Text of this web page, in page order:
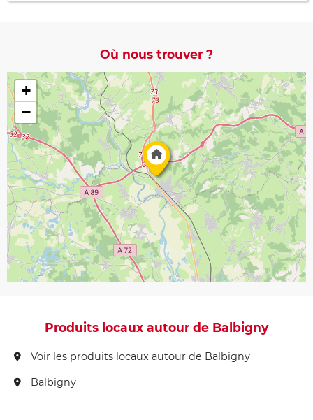
Où nous trouver ?
+
−
Produits locaux autour de Balbigny
Voir les produits locaux autour de Balbigny
Balbigny